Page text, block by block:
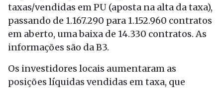
taxas/vendidas em PU (aposta na alta da taxa),
passando de 1.167.290 para 1.152.960 contratos
em aberto, uma baixa de 14.330 contratos. As
informações são da B3.
Os investidores locais aumentaram as
posições líquidas vendidas em taxa, que